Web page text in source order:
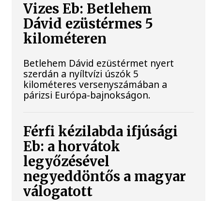
Vizes Eb: Betlehem
Dávid ezüstérmes 5
kilométeren
Betlehem Dávid ezüstérmet nyert
szerdán a nyíltvízi úszók 5
kilométeres versenyszámában a
párizsi Európa-bajnokságon.
Férfi kézilabda ifjúsági
Eb: a horvátok
legyőzésével
negyeddöntős a magyar
válogatott